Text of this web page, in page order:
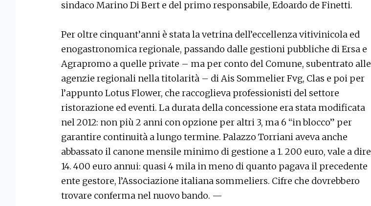
sindaco Marino Di Bert e del primo responsabile, Edoardo de Finetti.
Per oltre cinquant’anni è stata la vetrina dell’eccellenza vitivinicola ed
enogastronomica regionale, passando dalle gestioni pubbliche di Ersa e
Agrapromo a quelle private – ma per conto del Comune, subentrato alle
agenzie regionali nella titolarità – di Ais Sommelier Fvg, Clas e poi per
l’appunto Lotus Flower, che raccoglieva professionisti del settore
ristorazione ed eventi. La durata della concessione era stata modificata
nel 2012: non più 2 anni con opzione per altri 3, ma 6 “in blocco” per
garantire continuità a lungo termine. Palazzo Torriani aveva anche
abbassato il canone mensile minimo di gestione a 1. 200 euro, vale a dire
14. 400 euro annui: quasi 4 mila in meno di quanto pagava il precedente
ente gestore, l’Associazione italiana sommeliers. Cifre che dovrebbero
trovare conferma nel nuovo bando. —